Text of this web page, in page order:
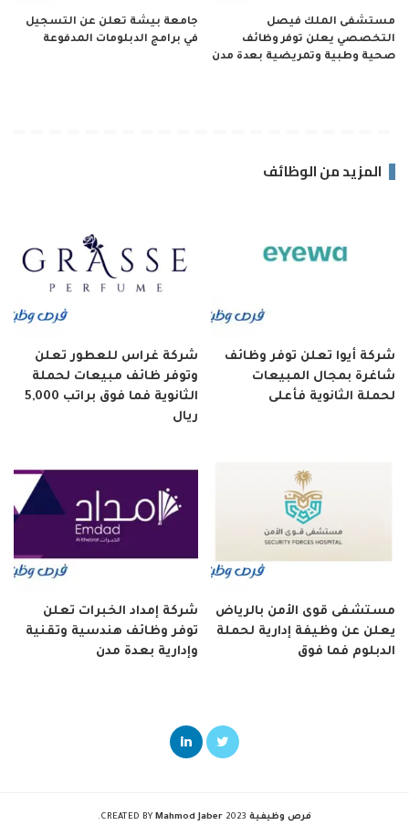
مستشفى الملك فيصل
التخصصي يعلن توفر وظائف
صحية وطبية وتمريضية بعدة مدن
جامعة بيشة تعلن عن التسجيل
في برامج الدبلومات المدفوعة
المزيد من الوظائف
شركة أيوا تعلن توفر وظائف
شاغرة بمجال المبيعات
لحملة الثانوية فأعلى
شركة غراس للعطور تعلن
وتوفر ظائف مبيعات لحملة
الثانوية فما فوق براتب 5,000
ريال
مستشفى قوى الأمن بالرياض
يعلن عن وظيفة إدارية لحملة
الدبلوم فما فوق
شركة إمداد الخبرات تعلن
توفر وظائف هندسية وتقنية
وإدارية بعدة مدن
فرص وظيفية 2023 CREATED BY
Mahmod Jaber
.